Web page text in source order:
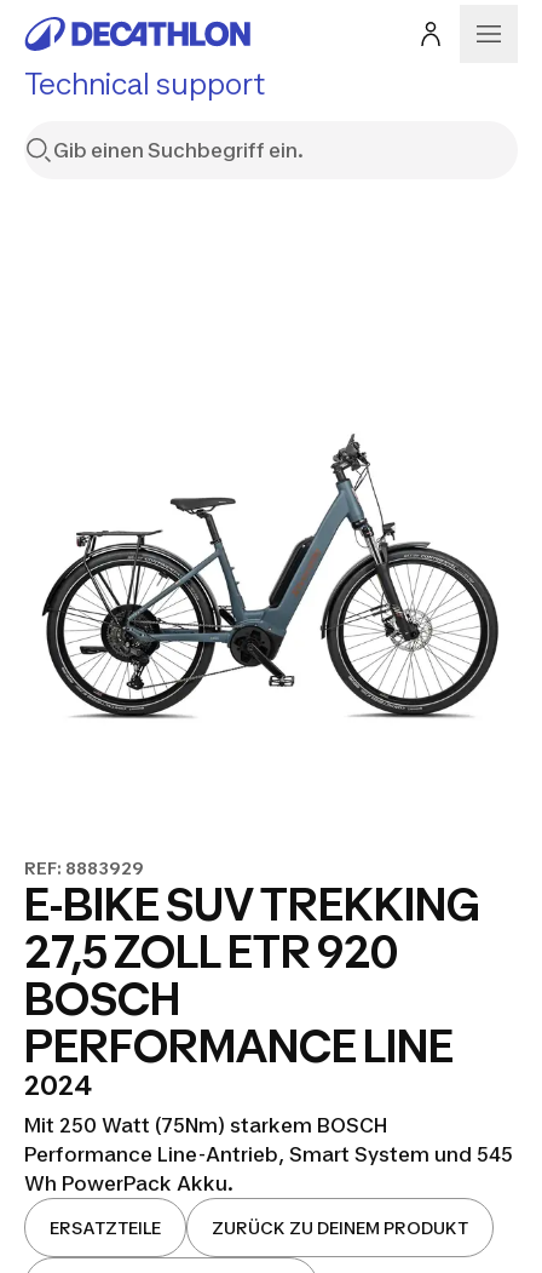
Technical support
REF: 8883929
E-BIKE SUV TREKKING
27,5 ZOLL ETR 920
BOSCH
PERFORMANCE LINE
2024
Mit 250 Watt (75Nm) starkem BOSCH
Performance Line-Antrieb, Smart System und 545
Wh PowerPack Akku.
ERSATZTEILE ZURÜCK ZU DEINEM PRODUKT